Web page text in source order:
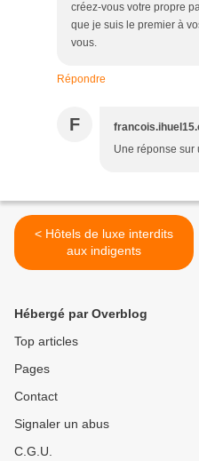
créez-vous votre propre
que je suis le premier à
vous.
Répondre
F
Une réponse sur
< Hôtels de luxe interdits
aux indigents
Hébergé par Overblog
Top articles
Pages
Contact
Signaler un abus
C.G.U.